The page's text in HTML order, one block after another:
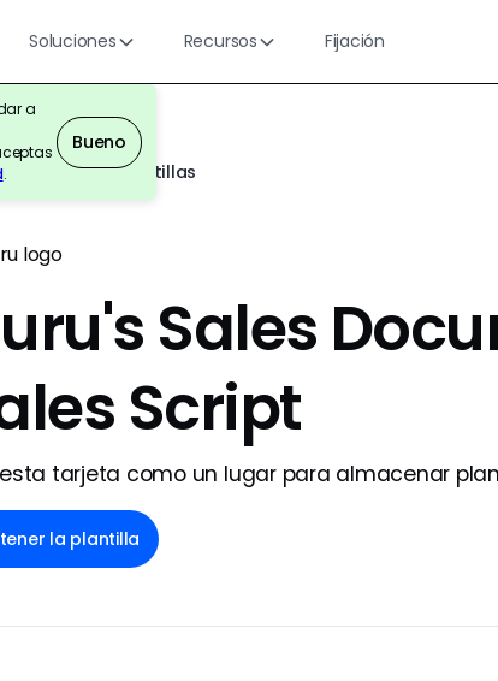
Soluciones Recursos Fijación
a
.
Bueno
la galería de plantillas
Sales
Script
tarjeta como un lugar para almacenar
la plantilla